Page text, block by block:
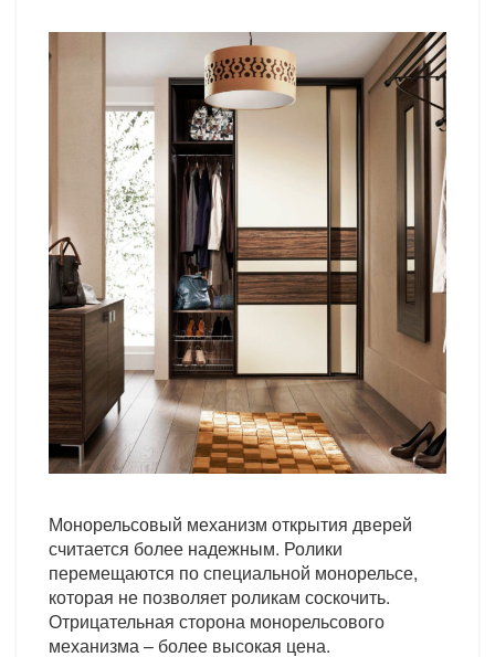
Монорельсовый механизм открытия дверей
считается более надежным. Ролики
перемещаются по специальной монорельсе,
которая не позволяет роликам соскочить.
Отрицательная сторона монорельсового
механизма – более высокая цена.